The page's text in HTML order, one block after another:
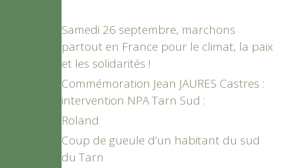
Samedi 26 septembre, marchons
partout en France pour le climat, la paix
et les solidarités !
Commémoration Jean JAURES Castres :
intervention NPA Tarn Sud :
Roland
Coup de gueule d’un habitant du sud
du Tarn